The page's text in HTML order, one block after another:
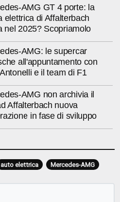
AMG GT 4 porte: la
elettrica di Affalterbach
nel 2025? Scopriamolo
AMG: le supercar
all'appuntamento con
e il team di F1
AMG non archivia il
Affalterbach nuova
in fase di sviluppo
auto elettrica Mercedes-AMG